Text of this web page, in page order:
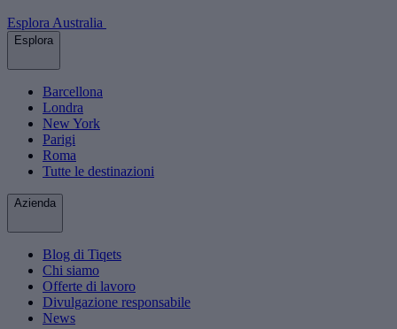
Esplora Australia
Esplora
Barcellona
Londra
New York
Parigi
Roma
Tutte le destinazioni
Azienda
Blog di Tiqets
Chi siamo
Offerte di lavoro
Divulgazione responsabile
News